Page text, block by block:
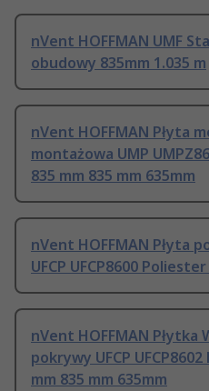
nVent HOFFMAN UMF
obudowy 835mm 1.035 m
nVent HOFFMAN Płyta
montażowa UMP
835 mm 835 mm 635mm
nVent HOFFMAN Płyta
UFCP UFCP8600
nVent HOFFMAN Płytka
pokrywy UFCP
mm 835 mm 635mm